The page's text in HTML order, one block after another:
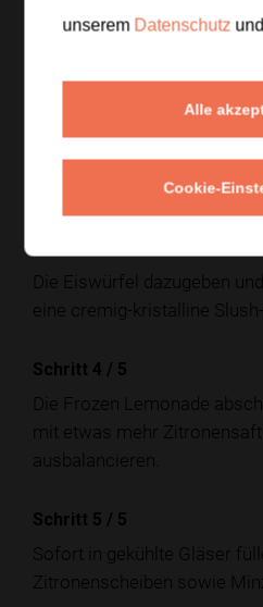
beiseitelegen.
Zitronensaft, kaltes
Agavendicksaft und eine
Die Eiswürfel dazugeben
eine cremig-kristalline
Schritt 4 / 5
Die Frozen Lemonade
mit etwas mehr
ausbalancieren.
Schritt 5 / 5
Sofort in gekühlte Gläser
Zitronenscheiben sowie
unserem Datenschutz
Alle
Cookie-